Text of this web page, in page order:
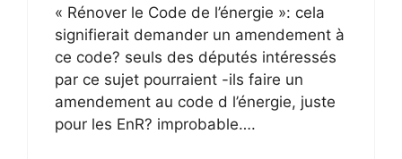
« Rénover le Code de l’énergie »: cela
signifierait demander un amendement à
ce code? seuls des députés intéressés
par ce sujet pourraient -ils faire un
amendement au code d l’énergie, juste
pour les EnR? improbable….